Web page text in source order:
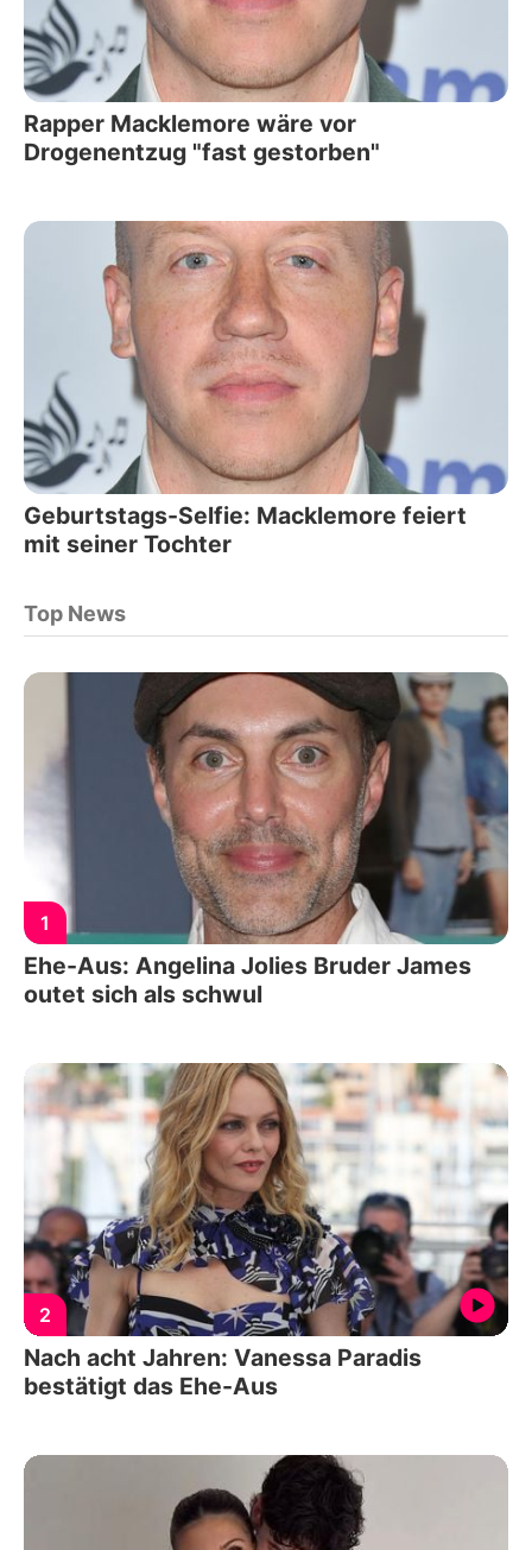
Rapper Macklemore wäre vor
Drogenentzug "fast gestorben"
Geburtstags-Selfie: Macklemore feiert
mit seiner Tochter
Top News
1
Ehe-Aus: Angelina Jolies Bruder James
outet sich als schwul
2
Nach acht Jahren: Vanessa Paradis
bestätigt das Ehe-Aus